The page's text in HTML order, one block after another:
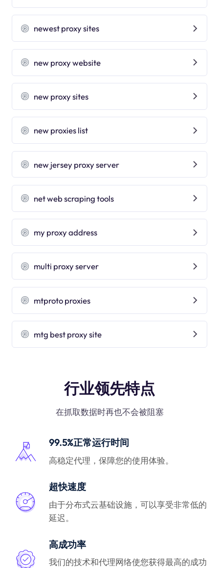
newest proxy sites
new proxy website
new proxy sites
new proxies list
new jersey proxy server
net web scraping tools
my proxy address
multi proxy server
mtproto proxies
mtg best proxy site
行业领先特点
在抓取数据时再也不会被阻塞
99.5%正常运行时间
高稳定代理，保障您的使用体验。
超快速度
由于分布式云基础设施，可以享受非常低的
延迟。
高成功率
我们的技术和代理网络使您获得最高的成功